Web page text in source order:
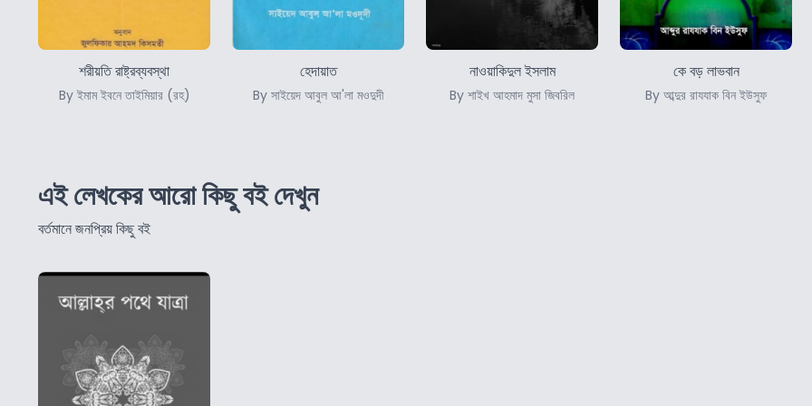
শরীয়তি রাষ্ট্রব্যবস্থা
By ইমাম ইবনে তাইমিয়ার (রহ)
হেদায়াত
By সাইয়েদ আবুল আ'লা মওদুদী
নাওয়াকিদুল ইসলাম
By শাইখ আহমাদ মুসা জিবরিল
কে বড় লাভবান
By আব্দুর রাযযাক বিন ইউসুফ
এই লেখকের আরো কিছু বই দেখুন
বর্তমানে জনপ্রিয় কিছু বই